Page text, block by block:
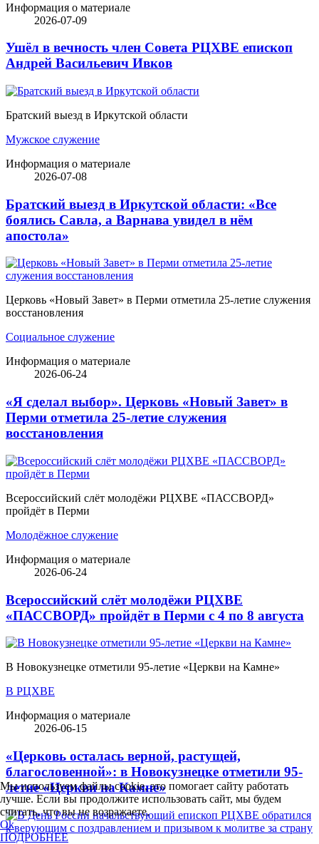
Информация о материале
2026-07-09
Ушёл в вечность член Совета РЦХВЕ епископ
Андрей Васильевич Ивков
Братский выезд в Иркутской области
Мужское служение
Информация о материале
2026-07-08
Братский выезд в Иркутской области: «Все
боялись Савла, а Варнава увидел в нём
апостола»
Церковь «Новый Завет» в Перми отметила 25-летие служения
восстановления
Социальное служение
Информация о материале
2026-06-24
«Я сделал выбор». Церковь «Новый Завет» в
Перми отметила 25-летие служения
восстановления
Всероссийский слёт молодёжи РЦХВЕ «ПАССВОРД»
пройдёт в Перми
Молодёжное служение
Информация о материале
2026-06-24
Всероссийский слёт молодёжи РЦХВЕ
«ПАССВОРД» пройдёт в Перми с 4 по 8 августа
В Новокузнецке отметили 95-летие «Церкви на Камне»
В РЦХВЕ
Информация о материале
2026-06-15
«Церковь осталась верной, растущей,
благословенной»: в Новокузнецке отметили 95-
летие «Церкви на Камне»
Мы используем файлы cookie, это помогает сайту работать
лучше. Если вы продолжите использовать сайт, мы будем
считать, что вы не возражаете.
Ok
ПОДРОБНЕЕ